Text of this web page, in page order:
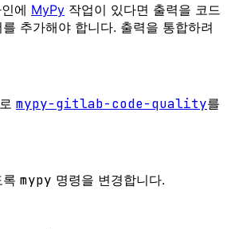
에 MyPy 작업이 있다면 출력을 코드
추가해야 합니다. 출력을 통합하려
mypy-gitlab-code-quality를
mypy 명령을 변경합니다.